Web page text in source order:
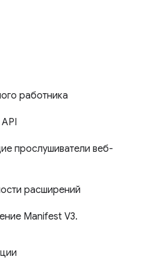
работника
прослушиватели веб-
расширений
Manifest V3.